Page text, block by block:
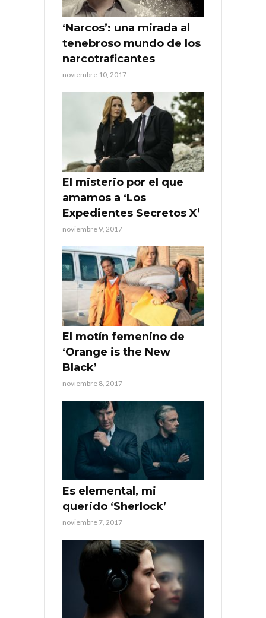
‘Narcos’: una mirada al
tenebroso mundo de los
narcotraficantes
noviembre 10, 2017
El misterio por el que
amamos a ‘Los
Expedientes Secretos X’
noviembre 9, 2017
El motín femenino de
‘Orange is the New
Black’
noviembre 8, 2017
Es elemental, mi
querido ‘Sherlock’
noviembre 7, 2017